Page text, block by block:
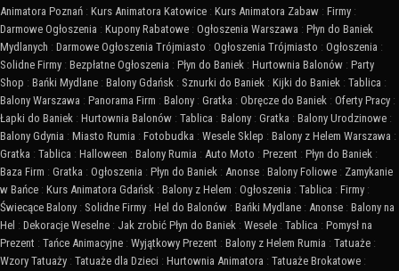
Animatora Poznań : Kurs Animatora Katowice : Kurs Animatora Zabaw : Firmy :
Darmowe Ogłoszenia : Kupony Rabatowe : Ogłoszenia Warszawa : Płyn do Baniek
Mydlanych : Darmowe Ogłoszenia Trójmiasto : Ogłoszenia Trójmiasto : Ogłoszenia :
Solidne Firmy : Bezpłatne Ogłoszenia : Płyn do Baniek : Hurtownia Balonów : Party
Shop : Bańki Mydlane : Balony Gdańsk : Sznurki do Baniek : Kijki do Baniek : Tablica :
Balony Warszawa : Panorama Firm : Balony : Gratka : Obręcze do Baniek : Oferty Pracy :
Łapki do Baniek : Hurtownia Balonów : Tablica : Balony : Gratka : Balony Urodzinowe :
Balony Gdynia : Miasto Rumia : Fotobudka : Wesele Sklep : Balony z Helem Warszawa :
Gratka : Tablica : Halloween : Balony Rumia : Auto Moto : Prezent : Płyn do Baniek :
Baza Firm : Gratka : Ogłoszenia : Płyn do Baniek : Anonse : Balony Foliowe : Zamykanie
w Bańce : Kurs Animatora Gdańsk : Balony z Helem : Ogłoszenia : Tablica : Firmy :
Świecące Balony : Solidne Firmy : Hel do Balonów : Bańki Mydlane : Anonse : Balony na
Hel : Dekoracje Weselne : Jak zrobić Płyn do Baniek : Wesele : Tablica : Pomysł na
Prezent : Tańce Animacyjne : Wyjątkowy Prezent : Balony z Helem Rumia : Tatuaże :
Wzory Tatuaży : Tatuaże dla Dzieci : Hurtownia Animatora : Tatuaże Brokatowe :